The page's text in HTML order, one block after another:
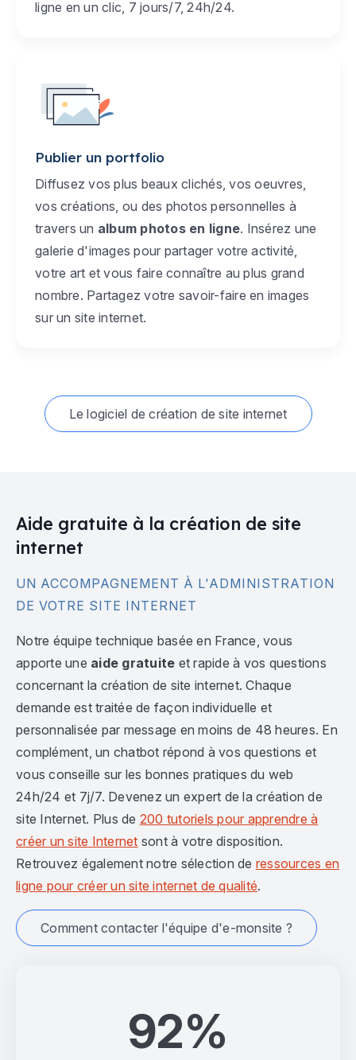
ligne en un clic, 7 jours/7, 24h/24.
Publier un portfolio
Diffusez vos plus beaux clichés, vos oeuvres,
vos créations, ou des photos personnelles à
travers un album photos en ligne. Insérez une
galerie d'images pour partager votre activité,
votre art et vous faire connaître au plus grand
nombre. Partagez votre savoir-faire en images
sur un site internet.
Le logiciel de création de site internet
92%
Aide gratuite à la création de site
internet
UN ACCOMPAGNEMENT À L'ADMINISTRATION
DE VOTRE SITE INTERNET
Notre équipe technique basée en France, vous
apporte une aide gratuite et rapide à vos questions
concernant la création de site internet. Chaque
demande est traitée de façon individuelle et
personnalisée par message en moins de 48 heures. En
complément, un chatbot répond à vos questions et
vous conseille sur les bonnes pratiques du web
24h/24 et 7j/7. Devenez un expert de la création de
site Internet. Plus de 200 tutoriels pour apprendre à
créer un site Internet sont à votre disposition.
Retrouvez également notre sélection de ressources en
ligne pour créer un site internet de qualité.
Comment contacter l'équipe d'e-monsite ?